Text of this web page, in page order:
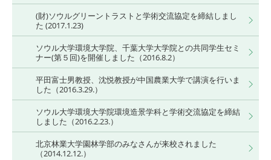
(財)ソウルグリーントラストと学術交流協定を締結しまし
た (2017.1.23)
ソウル大学環境大学院、千葉大学大学院との共同学生セミ
ナー(第５回)を開催しました（2016.8.2）
平田富士男教授、沈悦教授が中国農業大学で講演を行いま
した（2016.3.29.）
ソウル大学環境大学院環境造景学科と学術交流協定を締結
しました（2016.2.23.）
北京林業大学園林学部のみなさんが来校されました
（2014.12.12.）